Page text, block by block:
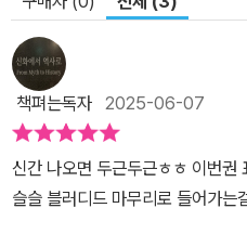
책펴는독자 2025-06-07
신간 나오면 두근두근ㅎㅎ 이번권
슬슬 블러디드 마무리로 들어가는